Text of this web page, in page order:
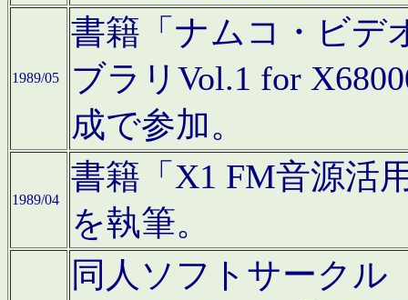
1989/05
書籍「ナムコ・ビデ
ブラリVol.1 for
成で参加。
1989/04
書籍「X1 FM音源活
を執筆。
同人ソフトサークル